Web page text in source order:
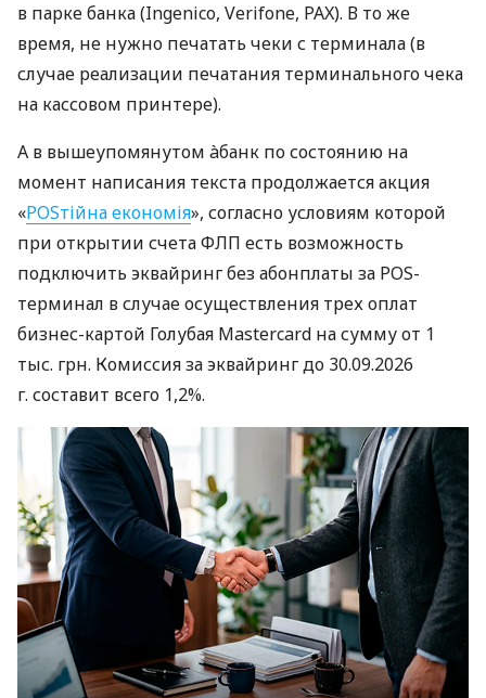
в парке банка (Ingenico, Verifone, PAX). В то же
время, не нужно печатать чеки с терминала (в
случае реализации печатания терминального чека
на кассовом принтере).
А в вышеупомянутом àбанк по состоянию на
момент написания текста продолжается акция
«POSтійна економія», согласно условиям которой
при открытии счета ФЛП есть возможность
подключить эквайринг без абонплаты за POS-
терминал в случае осуществления трех оплат
бизнес-картой Голубая Mastercard на сумму от 1
тыс. грн. Комиссия за эквайринг до 30.09.2026
г. составит всего 1,2%.